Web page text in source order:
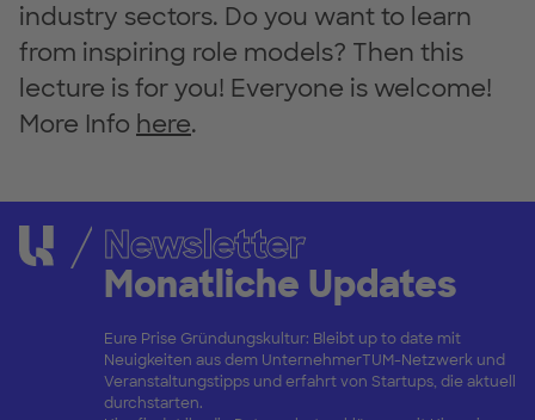
industry sectors. Do you want to learn
from inspiring role models? Then this
lecture is for you! Everyone is welcome!
More Info here.
Newsletter
Monatliche Updates
Eure Prise Gründungskultur: Bleibt up to date mit
Neuigkeiten aus dem UnternehmerTUM-Netzwerk und
Veranstaltungstipps und erfahrt von Startups, die aktuell
durchstarten.